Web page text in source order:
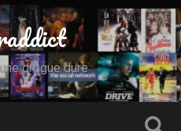
drogue dure